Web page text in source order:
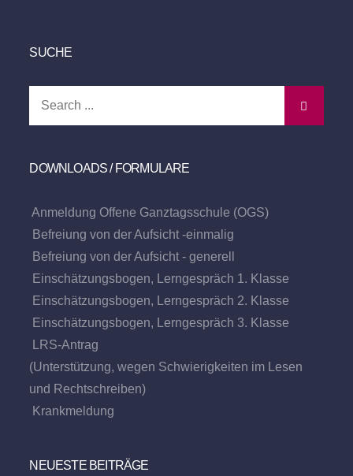
SUCHE
DOWNLOADS / FORMULARE
Anmeldung Offene Ganztagsschule (OGS)
Befreiung von der Aufsicht -einmalig
Befreiung von der Aufsicht - generell
Einschätzungsbogen, Lerngespräch 1. Klasse
Einschätzungsbogen, Lerngespräch 2. Klasse
Einschätzungsbogen, Lerngespräch 3. Klasse
LRS-Antrag
(Unterstützung, wegen Schwierigkeiten im Lesen
und Rechtschreiben)
Krankmeldung
NEUESTE BEITRÄGE